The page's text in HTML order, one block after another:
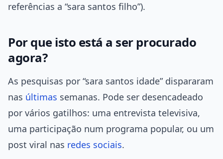
referências a “sara santos filho”).
Por que isto está a ser procurado
agora?
As pesquisas por “sara santos idade” dispararam
nas últimas semanas. Pode ser desencadeado
por vários gatilhos: uma entrevista televisiva,
uma participação num programa popular, ou um
post viral nas redes sociais.